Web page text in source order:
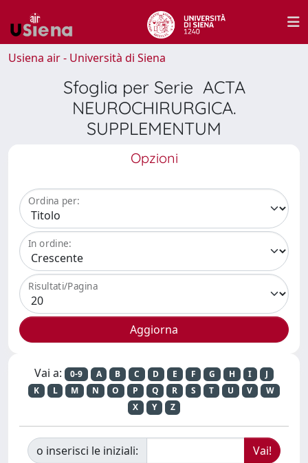
Usiena air - Università di Siena
Sfoglia per Serie ACTA
NEUROCHIRURGICA.
SUPPLEMENTUM
Opzioni
Ordina per:
In ordine:
Risultati/Pagina
Vai a: 0-9 A B C D E F G H I
J
K
L M N O P Q R S T U V
W
X
Y Z
o inserisci le iniziali: